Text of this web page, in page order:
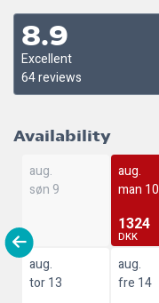
8.9
Excellent
64 reviews
Availability
aug.
søn 9
aug.
man 10
1324
DKK
aug.
tor 13
aug.
fre 14